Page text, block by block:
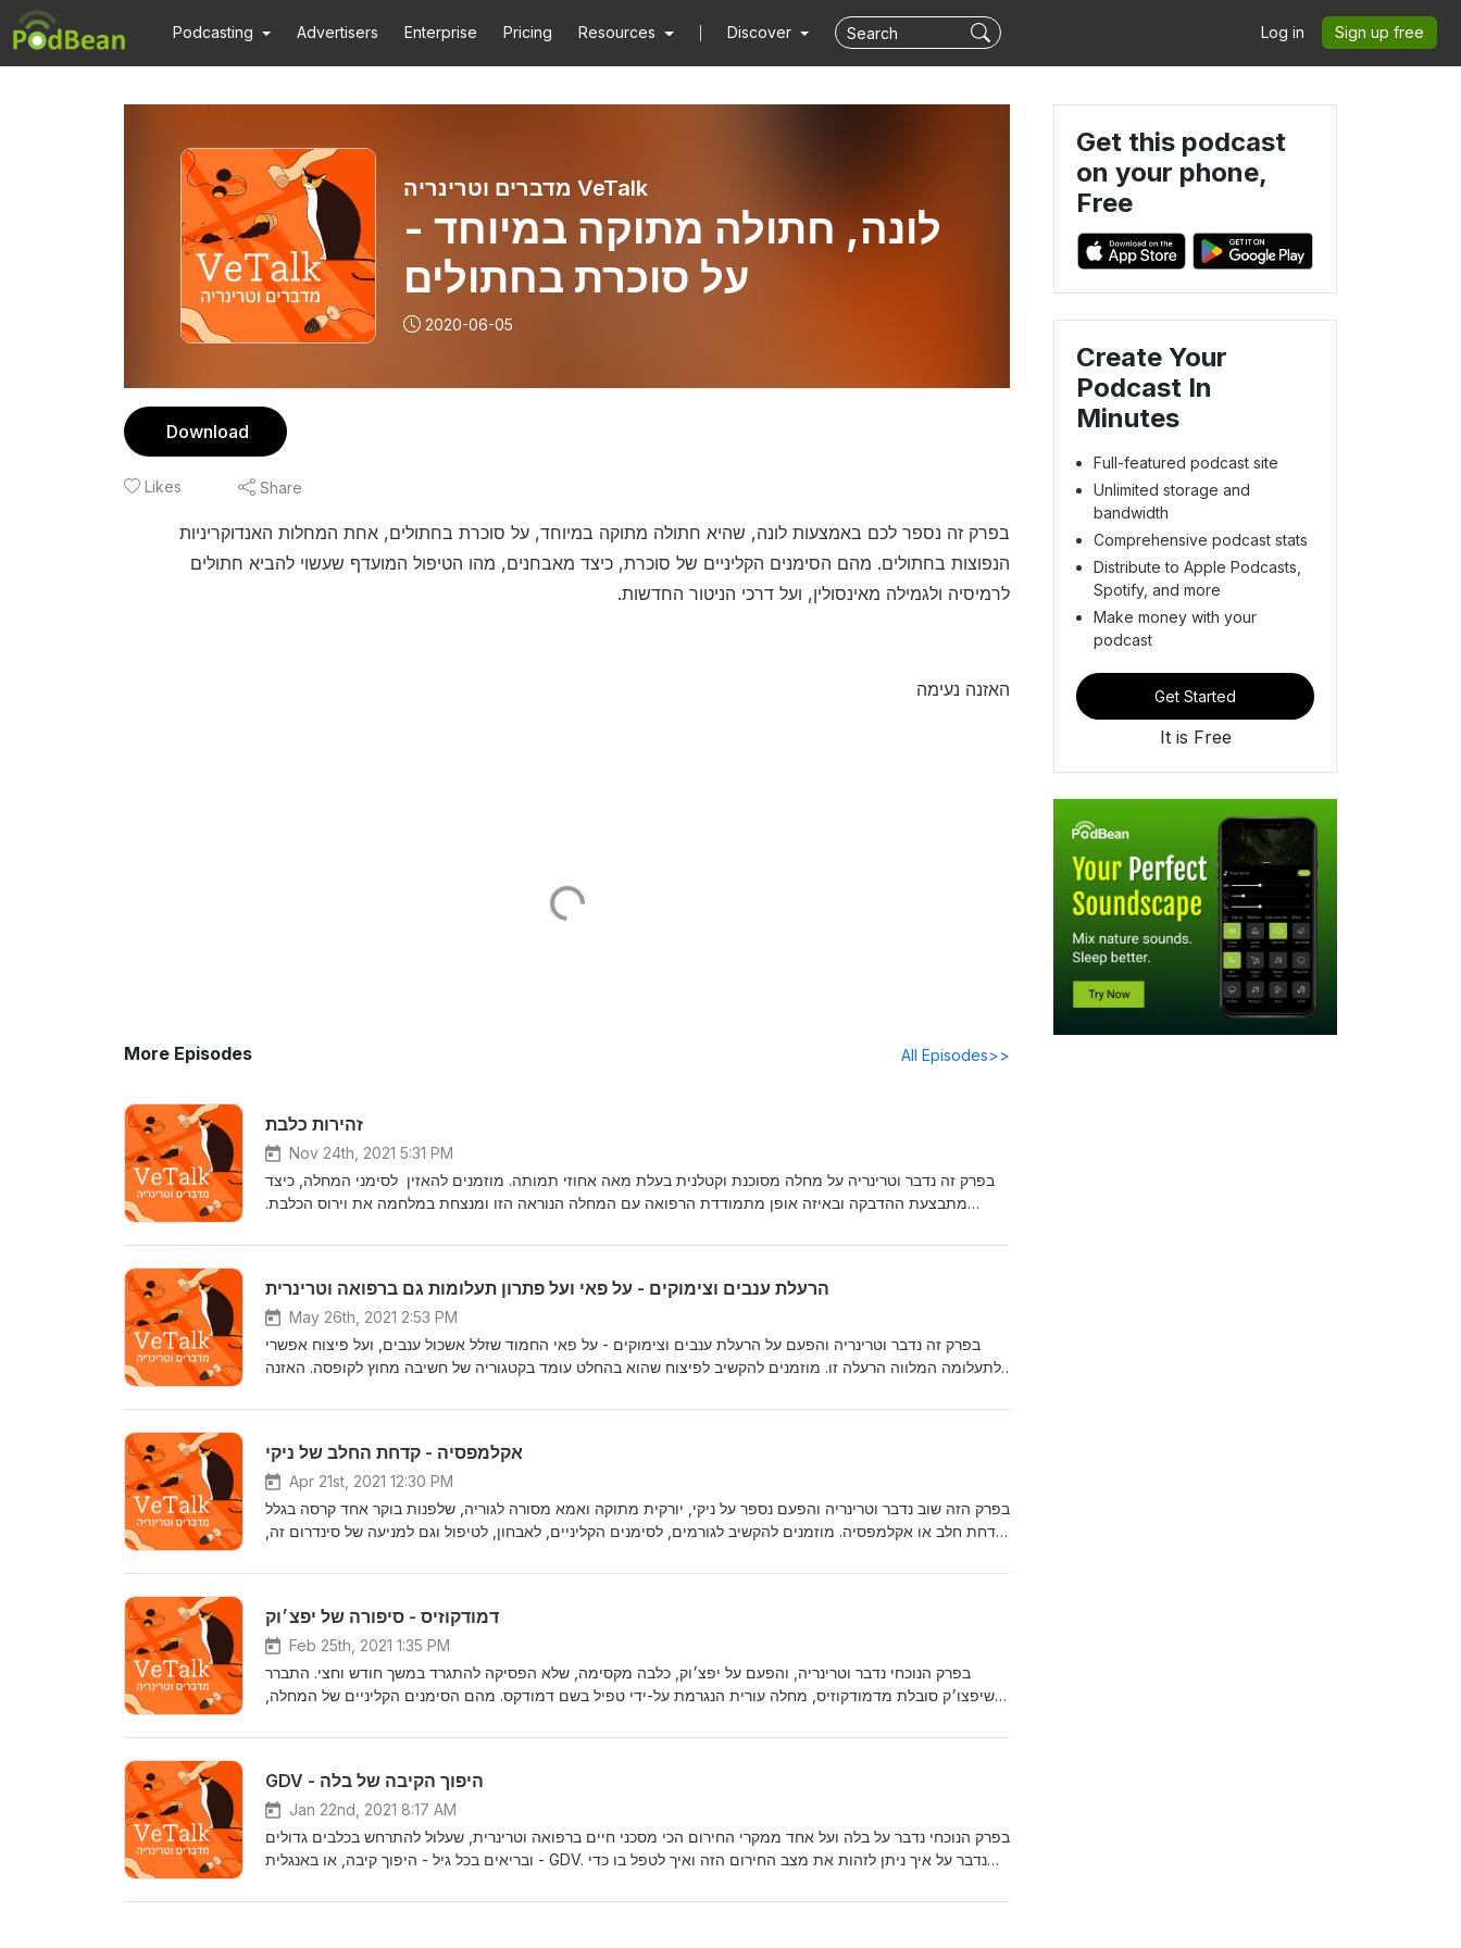
Podcasting Advertisers Enterprise Pricing Resources Discover Log in Sign up free
מדברים וטרינריה VeTalk
לונה, חתולה מתוקה במיוחד -
על סוכרת בחתולים
2020-06-05
Download
Likes Share
בפרק זה נספר לכם באמצעות לונה, שהיא חתולה מתוקה במיוחד, על סוכרת בחתולים, אחת המחלות האנדוקריניות
הנפוצות בחתולים. מהם הסימנים הקליניים של סוכרת, כיצד מאבחנים, מהו הטיפול המועדף שעשוי להביא חתולים
לרמיסיה ולגמילה מאינסולין, ועל דרכי הניטור החדשות.
האזנה נעימה
More Episodes All Episodes>>
זהירות כלבת
Nov 24th, 2021 5:31 PM
בפרק זה נדבר וטרינריה על מחלה מסוכנת וקטלנית בעלת מאה אחוזי תמותה. מוזמנים להאזין לסימני המחלה, כיצד
מתבצעת ההדבקה ובאיזה אופן מתמודדת הרפואה עם המחלה הנוראה הזו ומנצחת במלחמה את וירוס הכלבת.
הרעלת ענבים וצימוקים - על פאי ועל פתרון תעלומות גם ברפואה וטרינרית
May 26th, 2021 2:53 PM
בפרק זה נדבר וטרינריה והפעם על הרעלת ענבים וצימוקים - על פאי החמוד שזלל אשכול ענבים, ועל פיצוח אפשרי
לתעלומה המלווה הרעלה זו. מוזמנים להקשיב לפיצוח שהוא בהחלט עומד בקטגוריה של חשיבה מחוץ לקופסה. האזנה
אקלמפסיה - קדחת החלב של ניקי
Apr 21st, 2021 12:30 PM
בפרק הזה שוב נדבר וטרינריה והפעם נספר על ניקי, יורקית מתוקה ואמא מסורה לגוריה, שלפנות בוקר אחד קרסה בגלל
קדחת חלב או אקלמפסיה. מוזמנים להקשיב לגורמים, לסימנים הקליניים, לאבחון, לטיפול וגם למניעה של סינדרום זה,
דמודקוזיס - סיפורה של יפצ׳וק
Feb 25th, 2021 1:35 PM
בפרק הנוכחי נדבר וטרינריה, והפעם על יפצ׳וק, כלבה מקסימה, שלא הפסיקה להתגרד במשך חודש וחצי. התברר
שיפצו׳ק סובלת מדמודקוזיס, מחלה עורית הנגרמת על-ידי טפיל בשם דמודקס. מהם הסימנים הקליניים של המחלה,
GDV - היפוך הקיבה של בלה
Jan 22nd, 2021 8:17 AM
בפרק הנוכחי נדבר על בלה ועל אחד ממקרי החירום הכי מסכני חיים ברפואה וטרינרית, שעלול להתרחש בכלבים גדולים
ובריאים בכל גיל - היפוך קיבה, או באנגלית - GDV. נדבר על איך ניתן לזהות את מצב החירום הזה ואיך לטפל בו כדי
Get this podcast
on your phone,
Free
Create Your
Podcast In
Minutes
Full-featured podcast site
Unlimited storage and
bandwidth
Comprehensive podcast stats
Distribute to Apple Podcasts,
Spotify, and more
Make money with your
podcast
Get Started
It is Free